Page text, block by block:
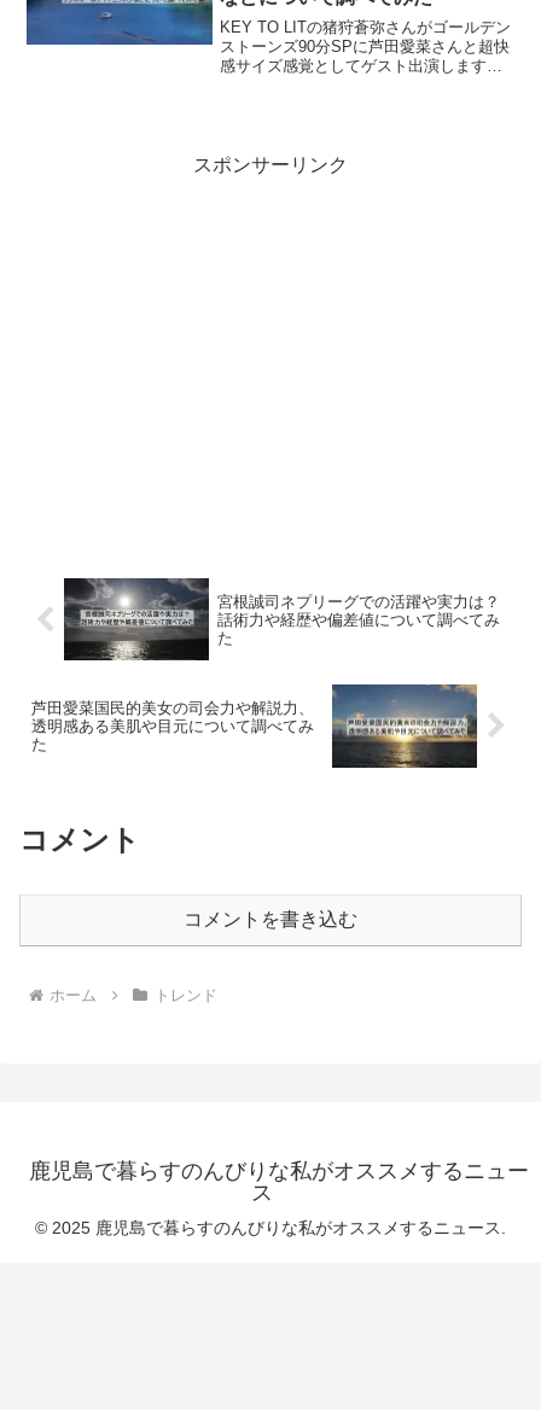
KEY TO LITの猪狩蒼弥さんがゴールデン
ストーンズ90分SPに芦田愛菜さんと超快
感サイズ感覚としてゲスト出演します。
スポンサーリンク
宮根誠司ネプリーグでの活躍や実力は？
話術力や経歴や偏差値について調べてみ
た
芦田愛菜国民的美女の司会力や解説力、
透明感ある美肌や目元について調べてみ
た
コメント
コメントを書き込む
ホーム トレンド
鹿児島で暮らすのんびりな私がオススメするニュー
ス
© 2025 鹿児島で暮らすのんびりな私がオススメするニュース.